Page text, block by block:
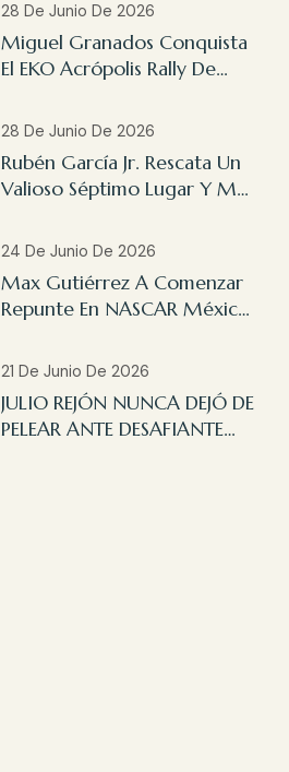
28 De Junio De 2026
Miguel Granados Conquista
El EKO Acrópolis Rally De
28 De Junio De 2026
Rubén García Jr. Rescata Un
Valioso Séptimo Lugar Y Max
NASCAR México Querétaro
24 De Junio De 2026
Max Gutiérrez A Comenzar
Repunte En NASCAR México
21 De Junio De 2026
JULIO REJÓN NUNCA DEJÓ DE
PELEAR ANTE DESAFIANTE